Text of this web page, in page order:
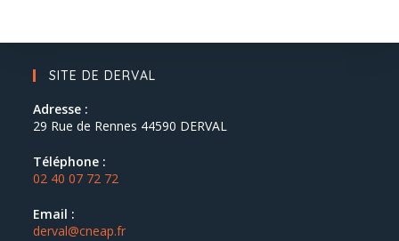
SITE DE DERVAL
Adresse :
29 Rue de Rennes 44590 DERVAL
Téléphone :
02 40 07 72 72
Email :
derval@cneap.fr